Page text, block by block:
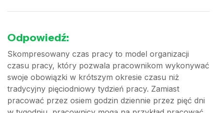
Odpowiedź:
Skompresowany czas pracy to model organizacji
czasu pracy, który pozwala pracownikom wykonywać
swoje obowiązki w krótszym okresie czasu niż
tradycyjny pięciodniowy tydzień pracy. Zamiast
pracować przez osiem godzin dziennie przez pięć dni